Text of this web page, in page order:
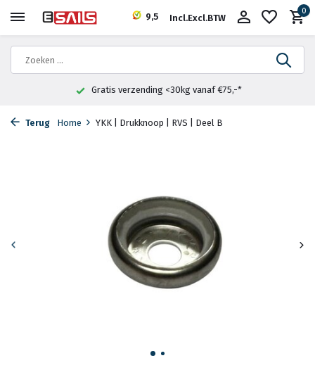
9,5 Incl.Excl.BTW
0
Gratis verzending <30kg vanaf €75,-*
Terug Home YKK | Drukknoop | RVS | Deel B